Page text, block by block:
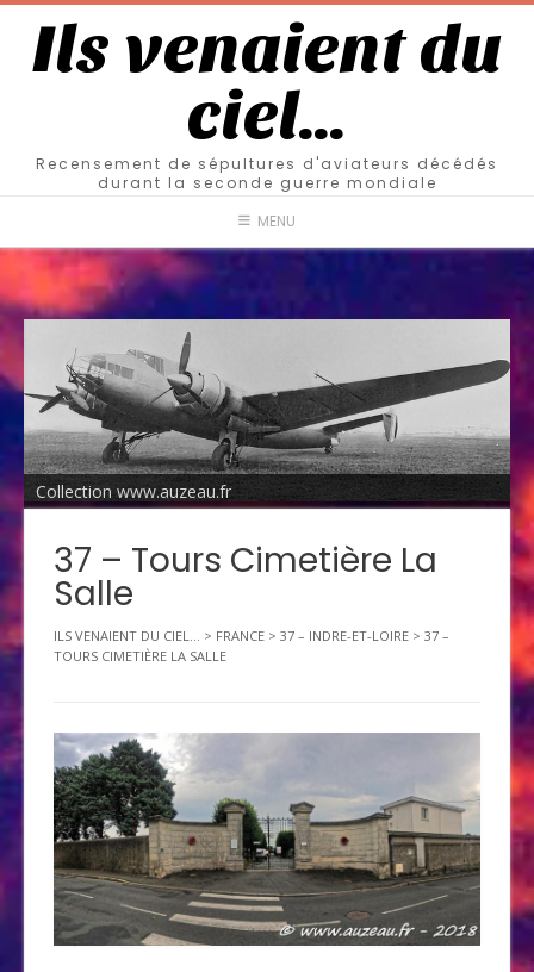
Ils venaient du
ciel…
Recensement de sépultures d'aviateurs décédés
durant la seconde guerre mondiale
MENU
Collection www.auzeau.fr
37 – Tours Cimetière La
Salle
ILS VENAIENT DU CIEL... > FRANCE > 37 – INDRE-ET-LOIRE > 37 –
TOURS CIMETIÈRE LA SALLE